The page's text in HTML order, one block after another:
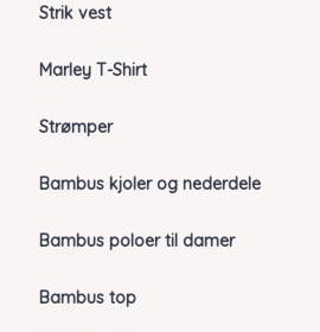
Strik vest
Marley T-Shirt
Strømper
Bambus kjoler og nederdele
Bambus poloer til damer
Bambus top